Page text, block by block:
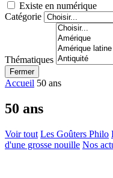
Existe en numérique
Catégorie
Thématiques
Fermer
Accueil 50 ans
50 ans
Voir tout Les Goûters Philo
d'une grosse nouille Nos